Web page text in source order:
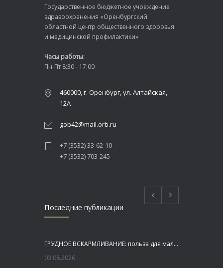
Государственное бюджетное учреждение
здравоохранения «Оренбургский
областной центр общественного здоровья
и медицинской профилактики»
Часы работы:
Пн-Пт 8:30 - 17:00
460000, г. Оренбург, ул. Алтайская,
12А
gob42@mail.orb.ru
+7 (3532) 33-62-10
+7 (3532) 703-245
Последние публикации
ГРУДНОЕ ВСКАРМЛИВАНИЕ: польза для малыша и мамы
03.08.2026